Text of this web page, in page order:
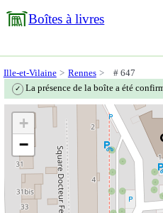
Boîtes à livres
Ille-et-Vilaine Rennes # 647
✓ La présence de la boîte a été
+
−